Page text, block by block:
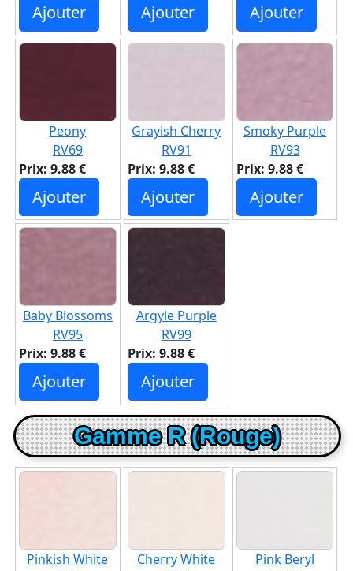
Ajouter Ajouter Ajouter
Peony
RV69
Prix: 9.88 €
Ajouter
Grayish Cherry
RV91
Prix: 9.88 €
Ajouter
Smoky Purple
RV93
Prix: 9.88 €
Ajouter
Baby Blossoms
RV95
Prix: 9.88 €
Ajouter
Argyle Purple
RV99
Prix: 9.88 €
Ajouter
Gamme R (Rouge)
Pinkish White
Cherry White
Pink Beryl